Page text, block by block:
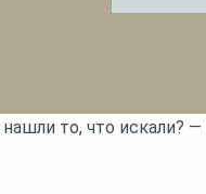
то, что искали? —